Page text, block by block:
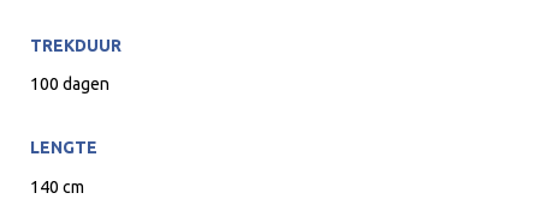
TREKDUUR
100 dagen
LENGTE
140 cm